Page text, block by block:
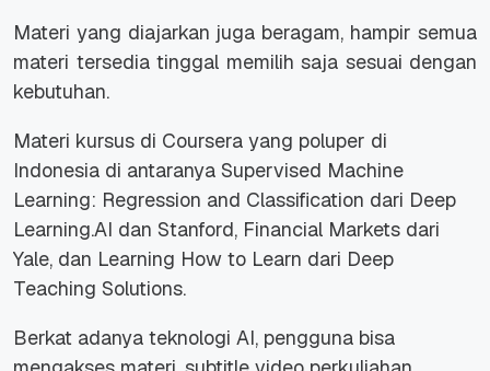
Materi yang diajarkan juga beragam, hampir semua
materi tersedia tinggal memilih saja sesuai dengan
kebutuhan.
Materi kursus di Coursera yang poluper di
Indonesia di antaranya Supervised Machine
Learning: Regression and Classification dari Deep
Learning.AI dan Stanford, Financial Markets dari
Yale, dan Learning How to Learn dari Deep
Teaching Solutions.
Berkat adanya teknologi AI, pengguna bisa